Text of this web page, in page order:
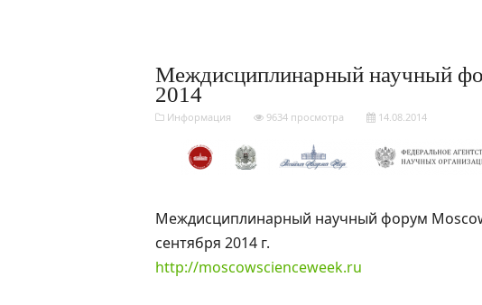
Междисциплинарный научный
2014
Информация 9634 просмотра 14.08.2014
Междисциплинарный научный форум
сентября 2014 г.
http://moscowscienceweek.ru